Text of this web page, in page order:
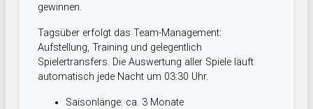
gewinnen.
Tagsüber erfolgt das Team-Management:
Aufstellung, Training und gelegentlich
Spielertransfers. Die Auswertung aller Spiele läuft
automatisch jede Nacht um 03:30 Uhr.
Saisonlänge: ca. 3 Monate